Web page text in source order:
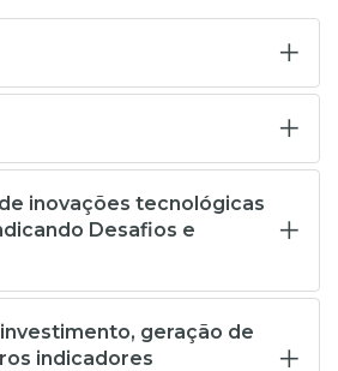
inovações tecnológicas
Desafios e
geração de
indicadores